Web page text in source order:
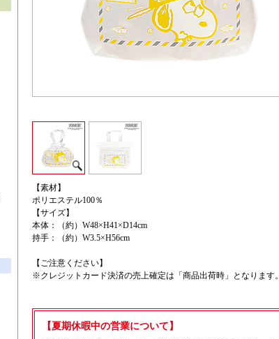
【素材】
ポリエステル100％
【サイズ】
本体：（約）W48×H41×D14cm
持手：（約）W3.5×H56cm
【ご注意ください】
※クレジットカード決済の売上確定は「商品出荷時」となります。
【夏期休暇中の営業について】